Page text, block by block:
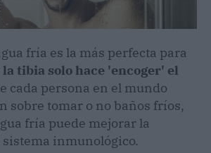
fría es la más perfecta para
tibia solo hace 'encoger' el
cada persona en el mundo
sobre tomar o no baños fríos,
fría puede mejorar la
inmunológico.